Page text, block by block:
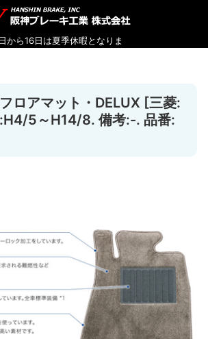
ロアマット・DELUX [三菱:
5～H14/8. 備考:-. 品番: